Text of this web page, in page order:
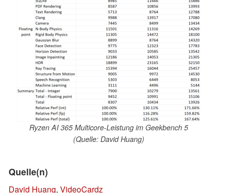
Ryzen AI 365 Multicore-Leistung im Geekbench 5
(Quelle: David Huang)
Quelle(n)
David Huang, VideoCardz